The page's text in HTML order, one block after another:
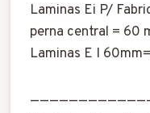
Laminas Ei P/
perna central = 60
Laminas E I